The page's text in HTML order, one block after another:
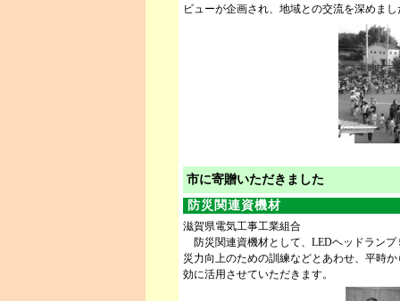
ビューが企画され、地域との交流を深めまし
市に寄贈いただきました
防災関連資機材
滋賀県電気工事工業組合
防災関連資機材として、LEDヘッドラン
災力向上のための訓練などとあわせ、平時
効に活用させていただきます。